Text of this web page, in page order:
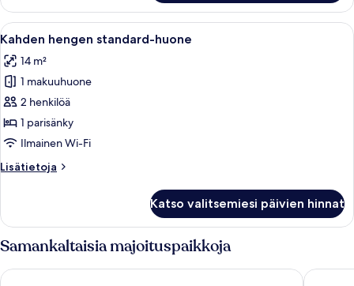
1
suuri
parisänky
Avaa
kaikki
huonetyypin
Kahden
hengen
standard-
huone
Hotellihuone, jossa on suuri sänky,
7
Kahden hengen standard-huone
14 m²
1 makuuhuone
2 henkilöä
1 parisänky
Ilmainen Wi-Fi
Lisätietoja
Lisätietoja
standard-
huone
Katso valitsemiesi päivien hinnat
Samankaltaisia majoituspaikkoja
NEW YORKER BY LOTTE HOTELS Moxy